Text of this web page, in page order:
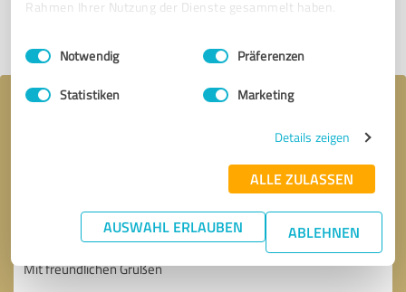
Rahmen Ihrer Nutzung der Dienste gesammelt haben.
Impressum Datenschutzbestimmungen
Einwilligungsauswahl
Notwendig Präferenzen
Statistiken Marketing
Details zeigen
ALLE ZULASSEN
AUSWAHL ERLAUBEN ABLEHNEN
Ihre Nachricht an Rorbach - Event &